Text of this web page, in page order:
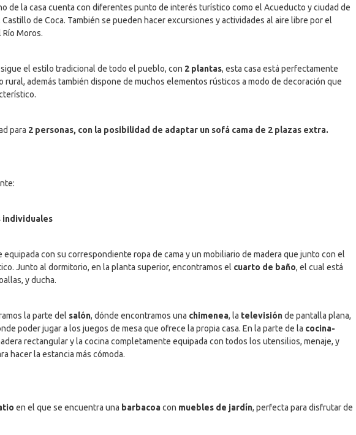
de la casa cuenta con diferentes punto de interés turístico como el Acueducto y ciudad de
Castillo de Coca. También se pueden hacer excursiones y actividades al aire libre por el
Moros.
el estilo tradicional de todo el pueblo, con 2 plantas, esta casa está perfectamente
rural, además también dispone de muchos elementos rústicos a modo de decoración que
para 2 personas, con la posibilidad de adaptar un sofá cama de 2 plazas extra.
individuales
con su correspondiente ropa de cama y un mobiliario de madera que junto con el
Junto al dormitorio, en la planta superior, encontramos el cuarto de baño, el cual está
y ducha.
la parte del salón, dónde encontramos una chimenea, la televisiónde pantalla plana,
poder jugar a los juegos de mesa que ofrece la propia casa. En la parte de la cocina-
rectangular y la cocina completamente equipada con todos los utensilios, menaje, y
hacer la estancia más cómoda.
en el que se encuentra una barbacoacon muebles de jardín, perfecta para disfrutar de